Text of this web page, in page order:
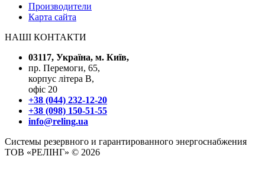
Производители
Карта сайта
НАШІ КОНТАКТИ
03117, Україна, м. Київ,
пр. Перемоги, 65,
корпус літера В,
офіс 20
+38 (044) 232-12-20
+38 (098) 150-51-55
info@reling.ua
Системы резервного и гарантированного энергоснабжения
ТОВ «РЕЛІНГ» © 2026